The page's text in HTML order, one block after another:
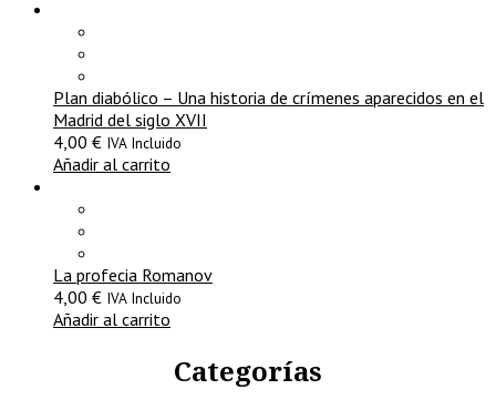
Plan diabólico – Una historia de crímenes aparecidos en el
Madrid del siglo XVII
4,00 € IVA Incluido
Añadir al carrito
La profecia Romanov
4,00 € IVA Incluido
Añadir al carrito
Categorías